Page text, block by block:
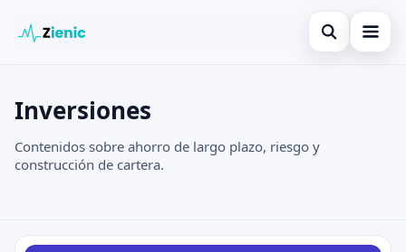
Open search
Tarjetas de crédito
Noticias
Search for:
Inversiones
Contenidos sobre ahorro de largo plazo, riesgo y
construcción de cartera.